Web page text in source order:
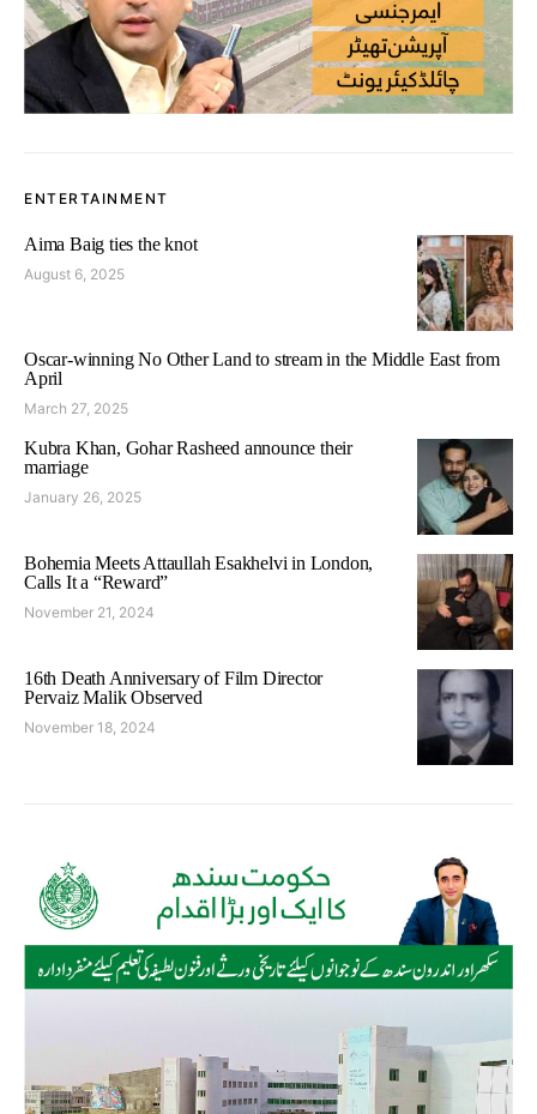
ENTERTAINMENT
Aima Baig ties the knot
August 6, 2025
Oscar-winning No Other Land to stream in the Middle East from
April
March 27, 2025
Kubra Khan, Gohar Rasheed announce their
marriage
January 26, 2025
Bohemia Meets Attaullah Esakhelvi in London,
Calls It a “Reward”
November 21, 2024
16th Death Anniversary of Film Director
Pervaiz Malik Observed
November 18, 2024